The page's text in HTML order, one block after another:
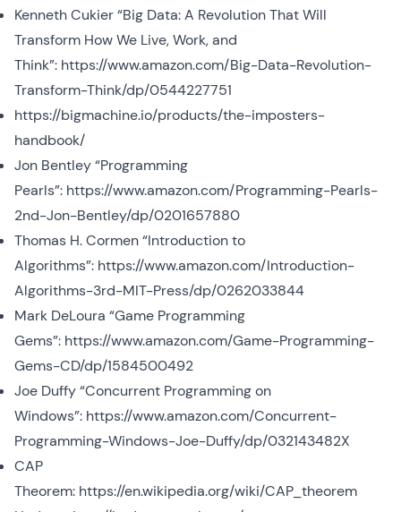
Kenneth Cukier “Big Data: A Revolution That Will
Transform How We Live, Work, and
Think”: https://www.amazon.com/Big-Data-Revolution-
Transform-Think/dp/0544227751
https://bigmachine.io/products/the-imposters-
handbook/
Jon Bentley “Programming
Pearls”: https://www.amazon.com/Programming-Pearls-
2nd-Jon-Bentley/dp/0201657880
Thomas H. Cormen “Introduction to
Algorithms”: https://www.amazon.com/Introduction-
Algorithms-3rd-MIT-Press/dp/0262033844
Mark DeLoura “Game Programming
Gems”: https://www.amazon.com/Game-Programming-
Gems-CD/dp/1584500492
Joe Duffy “Concurrent Programming on
Windows”: https://www.amazon.com/Concurrent-
Programming-Windows-Joe-Duffy/dp/032143482X
CAP
Theorem: https://en.wikipedia.org/wiki/CAP_theorem